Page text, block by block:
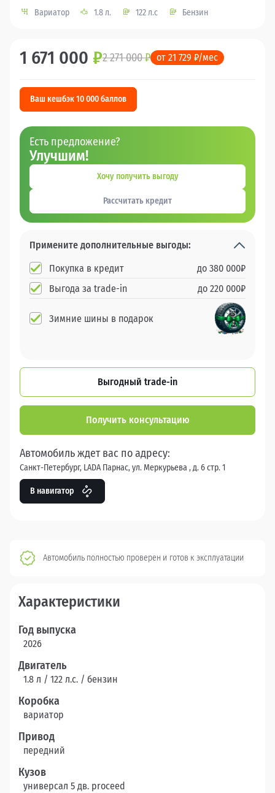
Вариатор 1.8 л. 122 л.с Бензин
1 671 000 ₽2 271 000₽ от 21 729 ₽/мес
Ваш кешбэк 10 000 баллов
Есть предложение?
Улучшим!
Хочу получить выгоду
Рассчитать кредит
Примените дополнительные выгоды:
Покупка в кредит
до 380 000₽
Выгода за trade-in
до 220 000₽
Зимние шины в подарок
Выгодный trade-in
Получить консультацию
Автомобиль ждет вас по адресу:
Санкт-Петербург, LADA Парнас, ул. Меркурьева , д. 6 стр. 1
В навигатор
Автомобиль полностью проверен и готов к эксплуатации
Характеристики
Год выпуска
2026
Двигатель
1.8 л / 122 л.c. / бензин
Коробка
вариатор
Привод
передний
Кузов
универсал 5 дв. proceed